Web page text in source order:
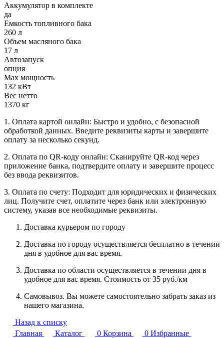
Аккумулятор в комплекте
да
Емкость топливного бака
260 л
Объем масляного бака
17 л
Автозапуск
опция
Max мощность
132 кВт
Вес нетто
1370 кг
1. Оплата картой онлайн: Быстро и удобно, с безопасной
обработкой данных. Введите реквизиты карты и завершите
оплату за несколько секунд.
2. Оплата по QR-коду онлайн: Сканируйте QR-код через
приложение банка, подтвердите оплату и завершите процесс
без ввода реквизитов.
3. Оплата по счету: Подходит для юридических и физических
лиц. Получите счет, оплатите через банк или электронную
систему, указав все необходимые реквизиты.
Доставка курьером по городу
Доставка по городу осуществляется бесплатно в течении
дня в удобное для вас время.
Доставка по области осуществляется в течении дня в
удобное для вас время. Стоимость от 35 руб./км
Самовывоз. Вы можете самостоятельно забрать заказ из
нашего магазина.
Назад к списку
Главная
Каталог 0 Корзина 0 Избранные